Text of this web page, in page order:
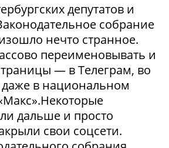
депутатов и
собрание
нечто странное.
переименовывать и
— в Телеграм, во
даже в национальном
дальше и просто
свои соцсети.